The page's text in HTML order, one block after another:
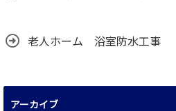
老人ホーム 浴室防水工事
アーカイブ